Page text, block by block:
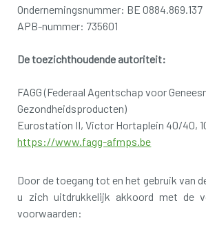
Ondernemingsnummer: BE 0884.869.137
APB-nummer: 735601
De toezichthoudende autoriteit:
FAGG (Federaal Agentschap voor
Gezondheidsproducten)
Eurostation II, Victor Hortaplein 40/40,
https://www.fagg-afmps.be
Door de toegang tot en het gebruik van
u zich uitdrukkelijk akkoord met de
voorwaarden: